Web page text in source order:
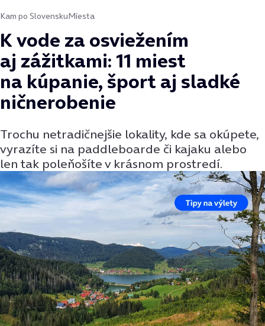
Kam po SlovenskuMiesta
K vode za osviežením
aj zážitkami: 11 miest
na kúpanie, šport aj sladké
ničnerobenie
Trochu netradičnejšie lokality, kde sa okúpete,
vyrazíte si na paddleboarde či kajaku alebo
len tak poleňošíte v krásnom prostredí.